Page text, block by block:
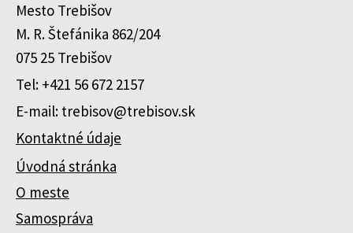
Mesto Trebišov
M. R. Štefánika 862/204
075 25 Trebišov
Tel: +421 56 672 2157
E-mail: trebisov@trebisov.sk
Kontaktné údaje
Úvodná stránka
O meste
Samospráva